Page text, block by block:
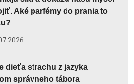
Aké parfémy do prania to
dieťa strachu z jazyka
správneho tábora